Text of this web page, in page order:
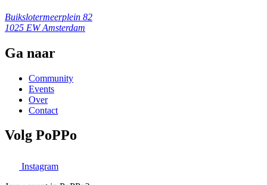
Buikslotermeerplein 82
1025 EW Amsterdam
Ga naar
Community
Events
Over
Contact
Volg PoPPo
Instagram